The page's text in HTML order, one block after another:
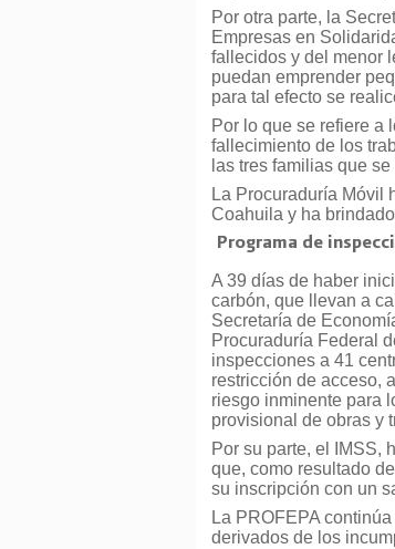
Por otra parte, la
Empresas en
fallecidos y del menor
puedan emprender
para tal efecto se
Por lo que se refiere a
fallecimiento de los
las tres familias que
La Procuraduría Móvil
Coahuila y ha
Programa de
A 39 días de haber
carbón, que llevan a
Secretaría de
Procuraduría Federal
inspecciones a 41
restricción de acceso,
riesgo inminente para
provisional de obras y
Por su parte, el IMSS,
que, como resultado
su inscripción con un
La PROFEPA
derivados de los